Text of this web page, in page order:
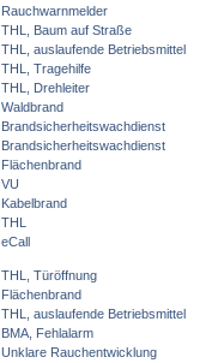
Rauchwarnmelder
THL, Baum auf Straße
THL, auslaufende Betriebsmittel
THL, Tragehilfe
THL, Drehleiter
Waldbrand
Brandsicherheitswachdienst
Brandsicherheitswachdienst
Flächenbrand
VU
Kabelbrand
THL
eCall
THL, Türöffnung
Flächenbrand
THL, auslaufende Betriebsmittel
BMA, Fehlalarm
Unklare Rauchentwicklung